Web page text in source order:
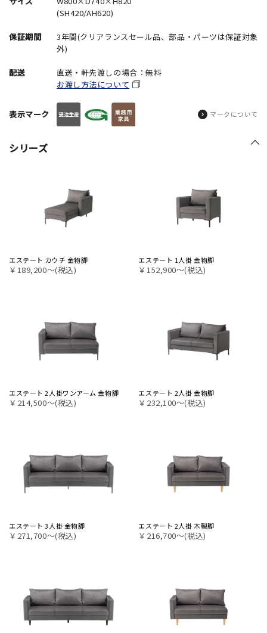
(SH420/AH620)
保証期間
3年間(クリアランスセール品、部品・パーツは保証対象
外)
配送
直送・軒先渡しの場合：無料
お渡し方法について
表示マーク マークについて
シリーズ
エステート カウチ 金物脚
￥189,200〜(税込)
エステート 1人掛 金物脚
￥152,900〜(税込)
エステート 2人掛ワンアーム 金物脚
￥214,500〜(税込)
エステート 2人掛 金物脚
￥232,100〜(税込)
エステート 3人掛 金物脚
￥271,700〜(税込)
エステート 2人掛 木製脚
￥216,700〜(税込)